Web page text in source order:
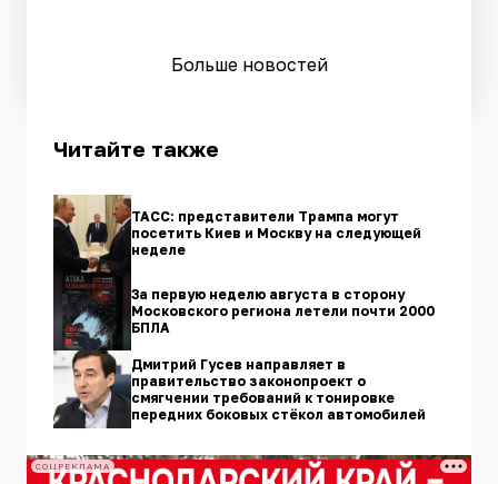
Больше новостей
Читайте также
ТАСС: представители Трампа могут
посетить Киев и Москву на следующей
неделе
За первую неделю августа в сторону
Московского региона летели почти 2000
БПЛА
Дмитрий Гусев направляет в
правительство законопроект о
смягчении требований к тонировке
передних боковых стёкол автомобилей
СОЦРЕКЛАМА